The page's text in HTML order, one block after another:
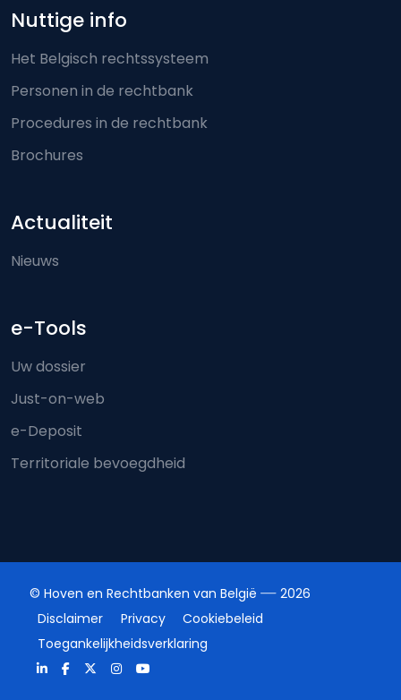
Nuttige info
Het Belgisch rechtssysteem
Personen in de rechtbank
Procedures in de rechtbank
Brochures
Actualiteit
Nieuws
e-Tools
Uw dossier
Just-on-web
e-Deposit
Territoriale bevoegdheid
© Hoven en Rechtbanken van België
2026
Disclaimer
Privacy
Cookiebeleid
Toegankelijkheidsverklaring